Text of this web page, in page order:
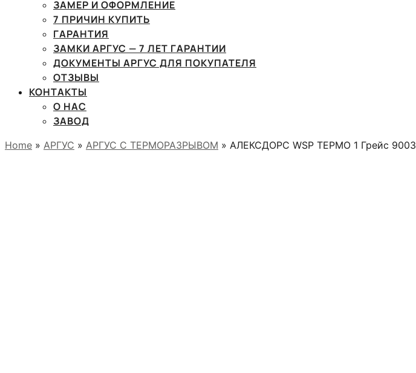
ЗАМЕР И ОФОРМЛЕНИЕ
7 ПРИЧИН КУПИТЬ
ГАРАНТИЯ
ЗАМКИ АРГУС — 7 ЛЕТ ГАРАНТИИ
ДОКУМЕНТЫ АРГУС ДЛЯ ПОКУПАТЕЛЯ
ОТЗЫВЫ
КОНТАКТЫ
О НАС
ЗАВОД
Home » АРГУС » АРГУС С ТЕРМОРАЗРЫВОМ » АЛЕКСДОРС WSP ТЕРМО 1 Грейс 9003